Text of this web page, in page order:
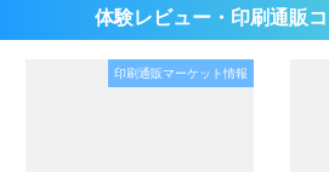
体験レビュー・印刷通販
印刷通販マーケット情報